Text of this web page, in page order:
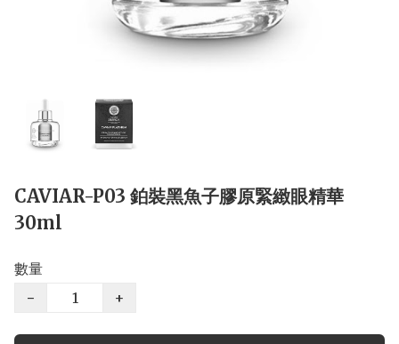
CAVIAR-P03 鉑裝黑魚子膠原緊緻眼精華
30ml
數量
−
+